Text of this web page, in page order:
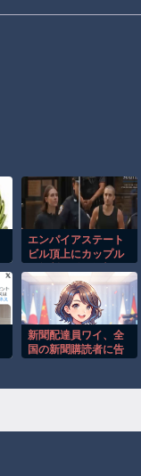
エンパイアステート
ビル頂上にカップル
事件！！
新聞配達員ワイ、全
国の新聞購読者に告